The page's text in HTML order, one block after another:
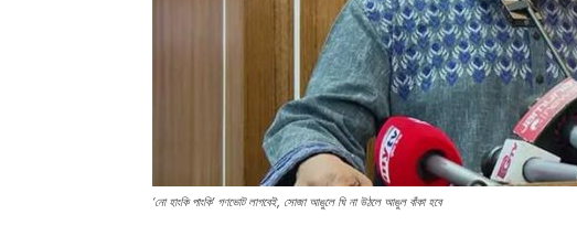
‘নো হাংকি পাংকি’ গণভোট লাগবেই, সোজা আঙুলে ঘি না উঠলে আঙুল বাঁকা হবে